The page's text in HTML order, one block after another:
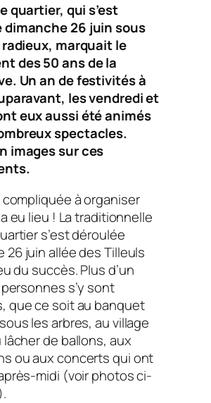
quartier, qui s’est
dimanche 26 juin sous
marquait le
des 50 ans de la
Un an de festivités à
les vendredi et
eux aussi été animés
spectacles.
images sur ces
compliquée à organiser
eu lieu ! La traditionnelle
s’est déroulée
26 juin allée des Tilleuls
du succès. Plus d’un
s’y sont
que ce soit au banquet
les arbres, au village
lâcher de ballons, aux
ou aux concerts qui ont
midi (voir photos ci-